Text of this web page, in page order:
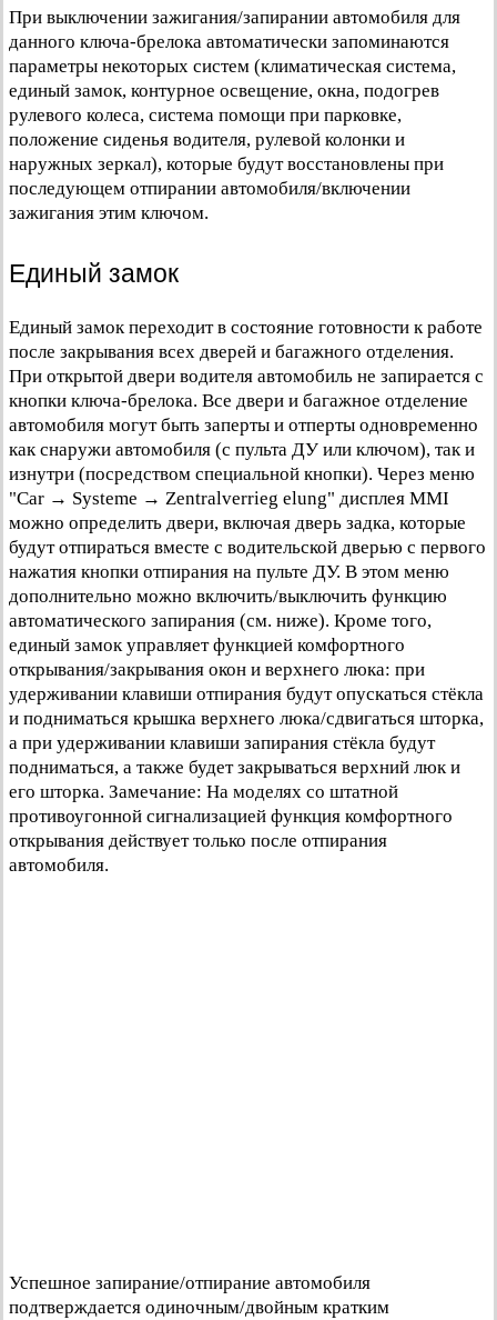
При выключении зажигания/запирании автомобиля для
данного ключа-брелока автоматически запоминаются
параметры некоторых систем (климатическая система,
единый замок, контурное освещение, окна, подогрев
рулевого колеса, система помощи при парковке,
положение сиденья водителя, рулевой колонки и
наружных зеркал), которые будут восстановлены при
последующем отпирании автомобиля/включении
зажигания этим ключом.
Единый замок
Единый замок переходит в состояние готовности к работе
после закрывания всех дверей и багажного отделения.
При открытой двери водителя автомобиль не запирается с
кнопки ключа-брелока. Все двери и багажное отделение
автомобиля могут быть заперты и отперты одновременно
как снаружи автомобиля (с пульта ДУ или ключом), так и
изнутри (посредством специальной кнопки). Через меню
"Car → Systeme → Zentralverrieg elung" дисплея MMI
можно определить двери, включая дверь задка, которые
будут отпираться вместе с водительской дверью с первого
нажатия кнопки отпирания на пульте ДУ. В этом меню
дополнительно можно включить/выключить функцию
автоматического запирания (см. ниже). Кроме того,
единый замок управляет функцией комфортного
открывания/закрывания окон и верхнего люка: при
удерживании клавиши отпирания будут опускаться стёкла
и подниматься крышка верхнего люка/сдвигаться шторка,
а при удерживании клавиши запирания стёкла будут
подниматься, а также будет закрываться верхний люк и
его шторка. Замечание: На моделях со штатной
противоугонной сигнализацией функция комфортного
открывания действует только после отпирания
автомобиля.
Успешное запирание/отпирание автомобиля
подтверждается одиночным/двойным кратким